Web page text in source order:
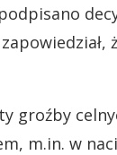
groźby
m.in. w